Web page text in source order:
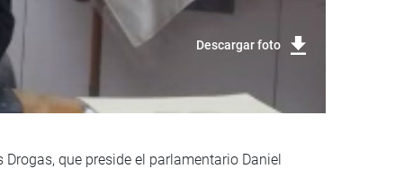
Descargar foto
que preside el parlamentario Daniel